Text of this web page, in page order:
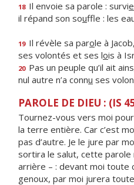
18 Il envoie sa parole : survie
il répand son souffle : les
19 Il révèle sa parole à Jacob,
ses volontés et ses lois à
20 Pas un peuple qu’il ait ains
nul autre n’a connu ses
PAROLE DE DIEU : (IS
Tournez-vous vers moi
la terre entière. Car c’est
pas d’autre. Je le jure par
sortira le salut, cette parole
arrière – : devant moi toute
genoux, par moi jurera